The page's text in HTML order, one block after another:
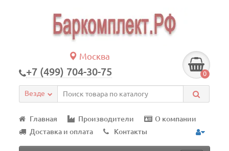
Москва
+7 (499) 704-30-75 0
Везде
Главная Производители
О компании
Доставка и оплата
Контакты